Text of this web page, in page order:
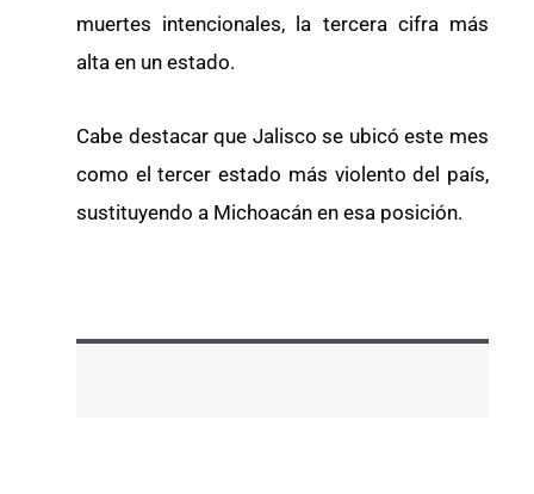
muertes intencionales, la tercera cifra más
alta en un estado.
Cabe destacar que Jalisco se ubicó este mes
como el tercer estado más violento del país,
sustituyendo a Michoacán en esa posición.